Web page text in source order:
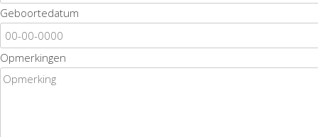
Geboortedatum
Opmerkingen